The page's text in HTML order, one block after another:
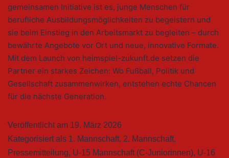
gemeinsamen Initiative ist es, junge Menschen für
berufliche Ausbildungsmöglichkeiten zu begeistern und
sie beim Einstieg in den Arbeitsmarkt zu begleiten – durch
bewährte Angebote vor Ort und neue, innovative Formate.
Mit dem Launch von heimspiel-zukunft.de setzen die
Partner ein starkes Zeichen: Wo Fußball, Politik und
Gesellschaft zusammenwirken, entstehen echte Chancen
für die nächste Generation.
Veröffentlicht am 19. März 2026
Kategorisiert als 1. Mannschaft, 2. Mannschaft,
Pressemitteilung, U-15 Mannschaft (C-Juniorinnen), U-16